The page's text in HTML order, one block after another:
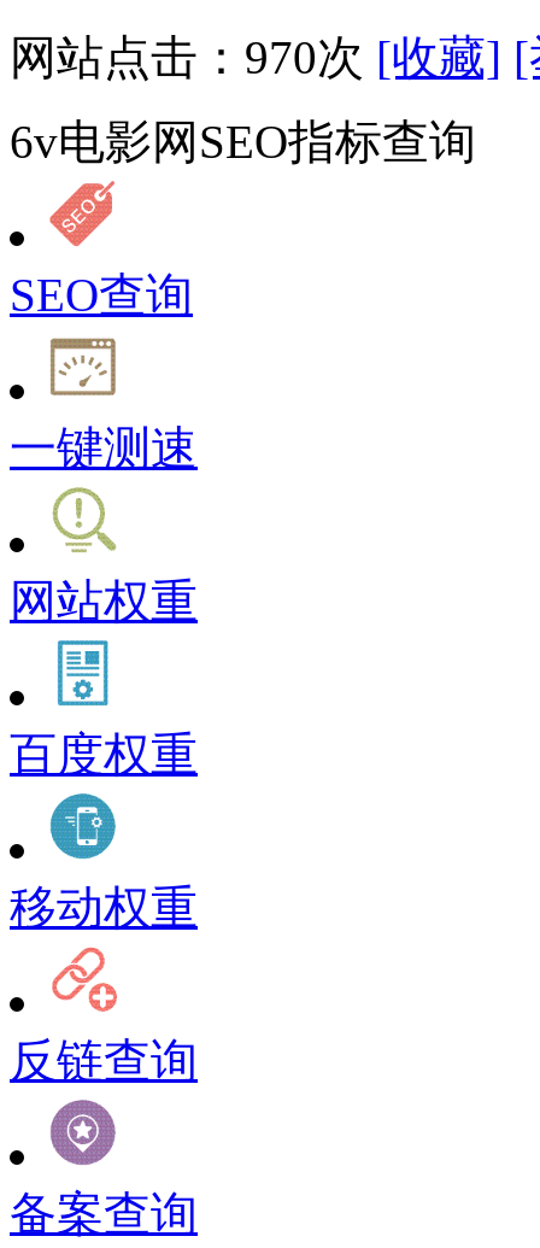
网站点击： 970次 [收藏] [
6v电影网SEO指标查询
SEO查询
一键测速
网站权重
百度权重
移动权重
反链查询
备案查询